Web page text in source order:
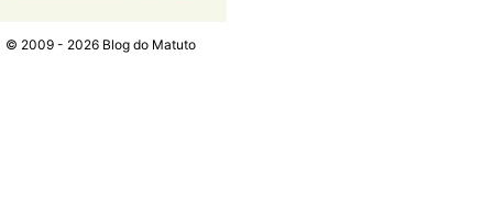
© 2009 - 2026 Blog do Matuto